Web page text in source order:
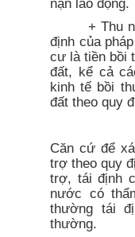
+ Thu
định của
cư là tiền bồi
đất, kể cả
kinh tế bồi
đất theo quy
Căn cứ để
trợ theo quy
trợ, tái định
nước có
thường tái
thường.